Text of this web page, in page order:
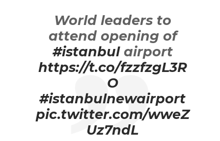
World leaders to
attend opening of
#istanbulairport
https://t.co/fzzfzgL3R
O
#istanbulnewairport
pic.twitter.com/wweZ
Uz7ndL